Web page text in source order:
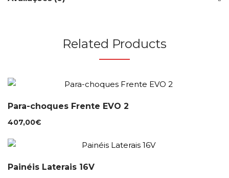
Related Products
Para-choques Frente EVO 2
407,00€
Painéis Laterais 16V